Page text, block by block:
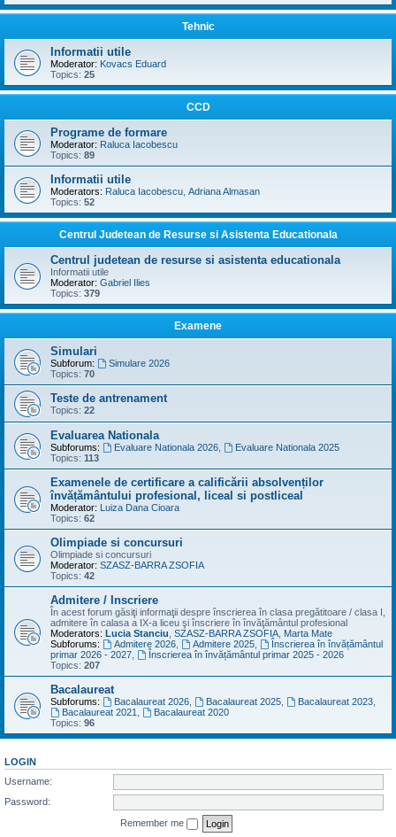
Tehnic
Informatii utile
Moderator: Kovacs Eduard
Topics: 25
CCD
Programe de formare
Moderator: Raluca Iacobescu
Topics: 89
Informatii utile
Moderators: Raluca Iacobescu Adriana Almasan
Topics: 52
Centrul Judetean de Resurse si Asistenta Educationala
Centrul judetean de resurse si asistenta educationala
Informatii utile
Moderator: Gabriel Ilies
Topics: 379
Examene
Simulari
Subforum:
Simulare 2026
Topics: 70
Teste de antrenament
Topics: 22
Evaluarea Nationala
Subforums: Evaluare Nationala 2026,
Evaluare Nationala 2025
Topics: 113
Examenele de certificare a calificării absolvenților
învățământului profesional, liceal si postliceal
Moderator: Luiza Dana Cioara
Topics: 62
Olimpiade si concursuri
Olimpiade si concursuri
Moderator: SZASZ-BARRA ZSOFIA
Topics: 42
Admitere / Inscriere
În acest forum găsiţi informaţii despre înscrierea în clasa pregătitoare / clasa I,
admitere în calasa a IX-a liceu şi înscriere în învăţământul profesional
Moderators: Lucia Stanciu SZASZ-BARRA ZSOFIA Marta Mate
Subforums:
Admitere 2026, Admitere 2025,
Înscrierea în învățământul
primar 2026 - 2027
Înscrierea în învățământul primar 2025 - 2026
Topics: 207
Bacalaureat
Subforums: Bacalaureat 2026, Bacalaureat 2025, Bacalaureat 2023,
Bacalaureat 2021
Bacalaureat 2020
Topics: 96
LOGIN
Username:
Password:
Remember me